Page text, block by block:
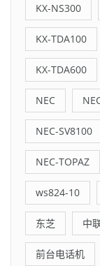
KX-NS300
KX-TDA100
KX-TDA600
NEC
NEC-SV8100
NEC-TOPAZ
ws824-10
东芝 中
前台电话机